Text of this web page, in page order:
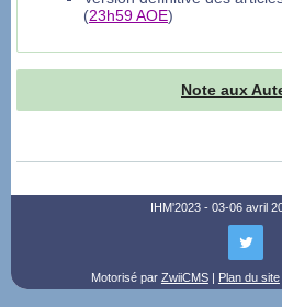
(23h59 AOE)
Note aux
IHM'2023 - 03-06 avril
Motorisé par ZwiiCMS| Plan du site